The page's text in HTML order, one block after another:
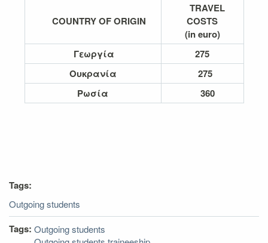
COUNTRY OF ORIGIN
TRAVEL
COSTS
(in euro)
Γεωργία
275
Ουκρανία
275
Ρωσία
360
Tags:
Outgoing students
Tags: Outgoing students